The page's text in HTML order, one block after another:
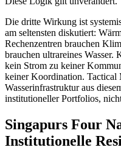
Die dritte Wirkung ist
am seltensten diskutiert:
Rechenzentren brauchen
brauchen ultrareines Wasser.
kein Strom zu keiner
keiner Koordination. Tactical
Wasserinfrastruktur aus
institutioneller Portfolios,
Singapurs Four
Institutionelle